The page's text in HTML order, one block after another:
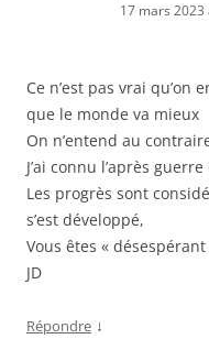
17 mars 2023
Ce n’est pas vrai
que le monde va mieux
On n’entend au
J’ai connu l’après
Les progrès sont
s’est développé,
Vous êtes « désespérant
JD
Répondre ↓